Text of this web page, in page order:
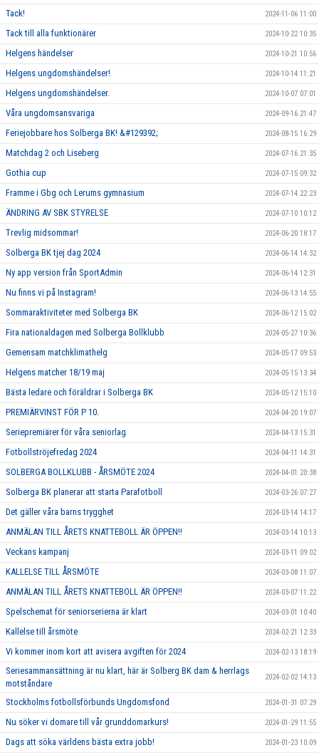
Tack! 2024-11-06 11:00
Tack till alla funktionärer 2024-10-22 10:35
Helgens händelser 2024-10-21 10:56
Helgens ungdomshändelser! 2024-10-14 11:21
Helgens ungdomshändelser. 2024-10-07 07:01
Våra ungdomsansvariga 2024-09-16 21:47
Feriejobbare hos Solberga BK! &#129392; 2024-08-15 16:29
Matchdag 2 och Liseberg 2024-07-16 21:35
Gothia cup 2024-07-15 09:32
Framme i Gbg och Lerums gymnasium 2024-07-14 22:23
ÄNDRING AV SBK STYRELSE 2024-07-10 10:12
Trevlig midsommar! 2024-06-20 18:17
Solberga BK tjej dag 2024 2024-06-14 14:32
Ny app version från SportAdmin 2024-06-14 12:31
Nu finns vi på Instagram! 2024-06-13 14:55
Sommaraktiviteter med Solberga BK 2024-06-12 15:02
Fira nationaldagen med Solberga Bollklubb 2024-05-27 10:36
Gemensam matchklimathelg 2024-05-17 09:53
Helgens matcher 18/19 maj 2024-05-15 13:34
Bästa ledare och föräldrar i Solberga BK 2024-05-12 15:10
PREMIÄRVINST FÖR P 10. 2024-04-20 19:07
Seriepremiärer för våra seniorlag 2024-04-13 15:31
Fotbollströjefredag 2024 2024-04-11 14:31
SOLBERGA BOLLKLUBB - ÅRSMÖTE 2024 2024-04-01 20:38
Solberga BK planerar att starta Parafotboll 2024-03-26 07:27
Det gäller våra barns trygghet 2024-03-14 14:17
ANMÄLAN TILL ÅRETS KNATTEBOLL ÄR ÖPPEN!! 2024-03-14 10:13
Veckans kampanj 2024-03-11 09:02
KALLELSE TILL ÅRSMÖTE 2024-03-08 11:07
ANMÄLAN TILL ÅRETS KNATTEBOLL ÄR ÖPPEN!! 2024-03-07 11:22
Spelschemat för seniorserierna är klart 2024-03-01 10:40
Kallelse till årsmöte 2024-02-21 12:33
Vi kommer inom kort att avisera avgiften för 2024 2024-02-13 18:19
Seriesammansättning är nu klart, här är Solberg BK dam & herrlags
motståndare
2024-02-02 14:13
Stockholms fotbollsförbunds Ungdomsfond 2024-01-31 07:29
Nu söker vi domare till vår grunddomarkurs! 2024-01-29 11:55
Dags att söka världens bästa extra jobb! 2024-01-23 10:09